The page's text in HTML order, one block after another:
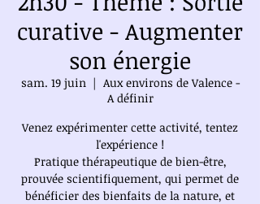
curative - Augmenter
son énergie
sam. 19 juin
  |
Aux environs de Valence -
A définir
Venez expérimenter cette activité, tentez
l'expérience !
Pratique thérapeutique de bien-être,
prouvée scientifiquement, qui permet de
bénéficier des bienfaits de la nature, et